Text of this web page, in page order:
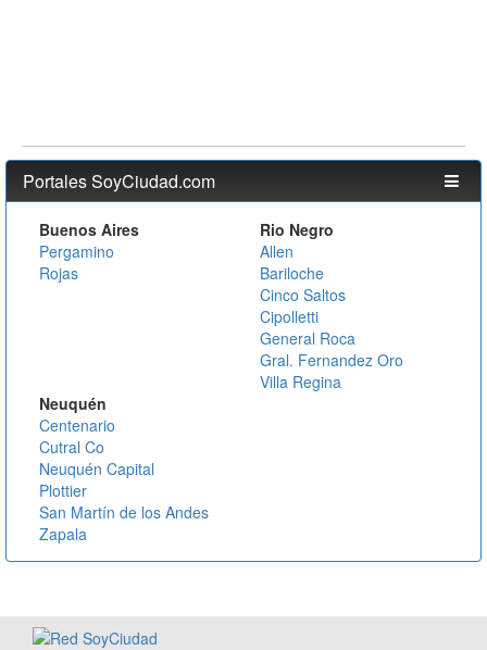
Portales SoyCiudad.com
Buenos Aires
Pergamino
Rojas
Rio Negro
Allen
Bariloche
Cinco Saltos
Cipolletti
General Roca
Gral. Fernandez Oro
Villa Regina
Neuquén
Centenario
Cutral Co
Neuquén Capital
Plottier
San Martín de los Andes
Zapala